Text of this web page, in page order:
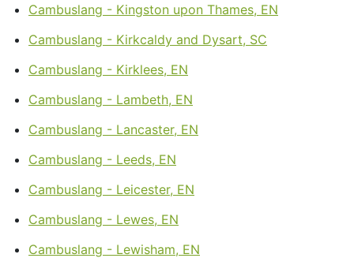
Cambuslang - Kingston upon Thames, EN
Cambuslang - Kirkcaldy and Dysart, SC
Cambuslang - Kirklees, EN
Cambuslang - Lambeth, EN
Cambuslang - Lancaster, EN
Cambuslang - Leeds, EN
Cambuslang - Leicester, EN
Cambuslang - Lewes, EN
Cambuslang - Lewisham, EN